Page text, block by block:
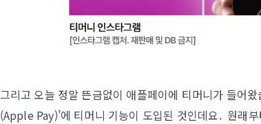
그리고 오늘 정말 뜬금없이 애플페이에 티머니가 들어
(Apple Pay)’에 티머니 기능이 도입된 것인데요. 원래